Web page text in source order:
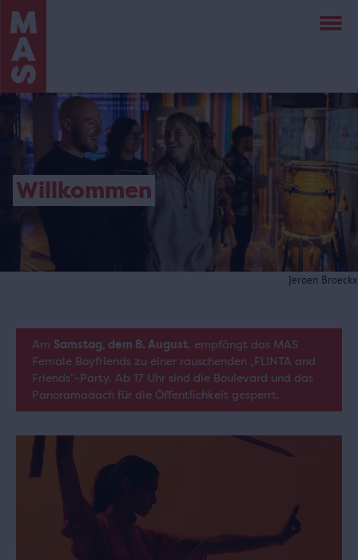
Direkt
zum
Inhalt
Jeroen Broeckx
Willkommen
Am Samstag, dem 8. August, empfängt das MAS
Female Boyfriends zu einer rauschenden „FLINTA and
Friends“-Party. Ab 17 Uhr sind die Boulevard und das
Panoramadach für die Öffentlichkeit gesperrt.